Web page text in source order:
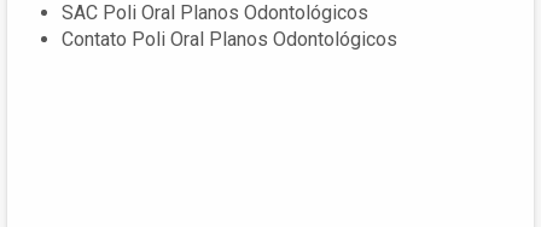
SAC Poli Oral Planos Odontológicos
Contato Poli Oral Planos Odontológicos